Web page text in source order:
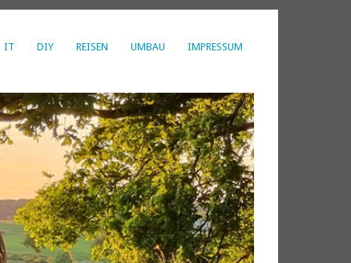
IT DIY REISEN UMBAU IMPRESSUM